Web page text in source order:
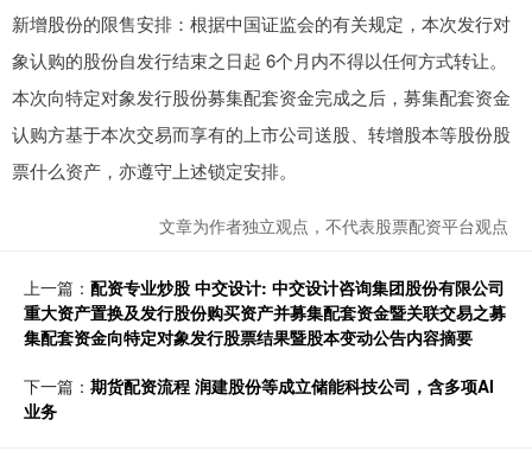
新增股份的限售安排：根据中国证监会的有关规定，本次发行对
象认购的股份自发行结束之日起 6个月内不得以任何方式转让。
本次向特定对象发行股份募集配套资金完成之后，募集配套资金
认购方基于本次交易而享有的上市公司送股、转增股本等股份股
票什么资产，亦遵守上述锁定安排。
文章为作者独立观点，不代表股票配资平台观点
上一篇： 配资专业炒股 中交设计: 中交设计咨询集团股份有限公司
重大资产置换及发行股份购买资产并募集配套资金暨关联交易之募
集配套资金向特定对象发行股票结果暨股本变动公告内容摘要
下一篇： 期货配资流程 润建股份等成立储能科技公司，含多项AI
业务